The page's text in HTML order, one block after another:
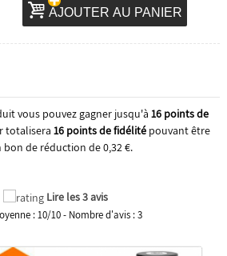
AJOUTER AU PANIER
vous pouvez gagner jusqu'à 16points de
totalisera 16points de fidélitépouvant être
bon de réduction de0,32 €.
Lire les 3 avis
:10/10- Nombre d'avis :3